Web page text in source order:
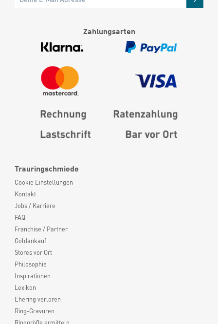
Trauringschmiede
Cookie Einstellungen
Kontakt
Jobs / Karriere
FAQ
Franchise / Partner
Goldankauf
Stores vor Ort
Philosophie
Inspirationen
Lexikon
Ehering verloren
Ring-Gravuren
Zahlungsarten